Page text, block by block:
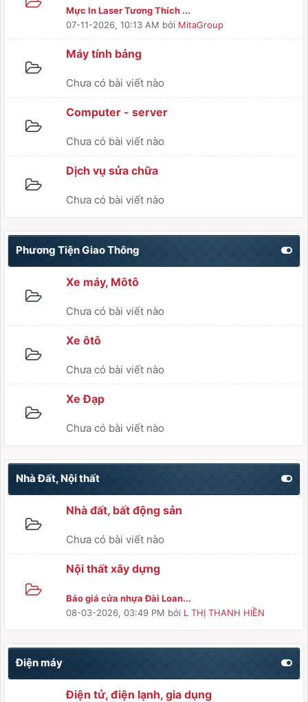
Mực In Laser Tương Thích ...
07-11-2026, 10:13 AM bởi MitaGroup
Máy tính bảng
Chưa có bài viết nào
Computer - server
Chưa có bài viết nào
Dịch vụ sửa chữa
Chưa có bài viết nào
Phương Tiện Giao Thông
Xe máy, Môtô
Chưa có bài viết nào
Xe ôtô
Chưa có bài viết nào
Xe Đạp
Chưa có bài viết nào
Nhà Đất, Nội thất
Nhà đất, bất động sản
Chưa có bài viết nào
Nội thất xây dựng
Báo giá cửa nhựa Đài Loan...
08-03-2026, 03:49 PM bởi L THỊ THANH HIỀN
Điện máy
Điện tử, điện lạnh, gia dụng